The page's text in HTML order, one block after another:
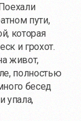
пути,
которая
и грохот.
живот,
полностью
бесед
упала,